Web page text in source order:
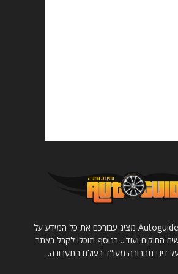
מגזין רכב ותחבורה Autoguide מציג עבורכם את כל המידע על
החוקים ועוד... בנוסף תוכלו לקבל באתר
דיני תחבורה מעו"ד בעולם התעבורה.